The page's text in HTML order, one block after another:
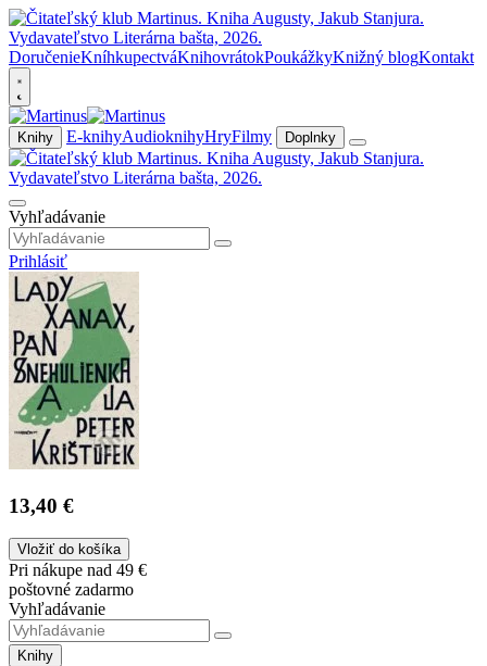
DoručenieKníhkupectváKnihovrátokPoukážkyKnižný blogKontakt
Knihy E-knihyAudioknihyHryFilmy Doplnky
Vyhľadávanie
Prihlásiť
13,40 €
Vložiť do košíka
Pri nákupe nad 49 €
poštovné zadarmo
Vyhľadávanie
Knihy